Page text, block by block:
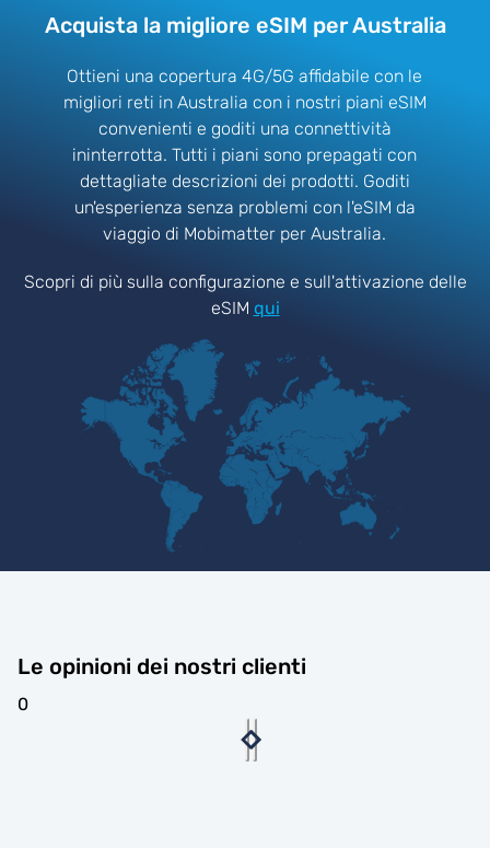
Acquista la migliore eSIM per Australia
Ottieni una copertura 4G/5G affidabile con le
migliori reti in Australia con i nostri piani eSIM
convenienti e goditi una connettività
ininterrotta. Tutti i piani sono prepagati con
dettagliate descrizioni dei prodotti. Goditi
un'esperienza senza problemi con l'eSIM da
viaggio di Mobimatter per Australia.
Scopri di più sulla configurazione e sull'attivazione delle
eSIM qui
Le opinioni dei nostri clienti
0